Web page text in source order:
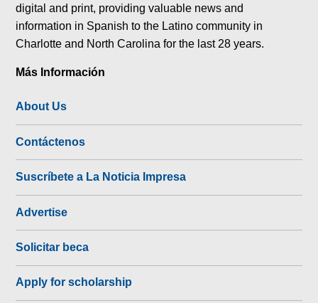
digital and print, providing valuable news and
information in Spanish to the Latino community in
Charlotte and North Carolina for the last 28 years.
Más Información
About Us
Contáctenos
Suscríbete a La Noticia Impresa
Advertise
Solicitar beca
Apply for scholarship